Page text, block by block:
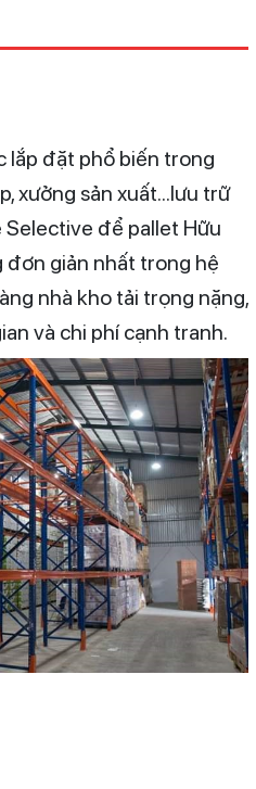
lắp đặt phổ biến trong
xưởng sản xuất…lưu trữ
Selective để pallet Hữu
đơn giản nhất trong hệ
nhà kho tải trọng nặng,
và chi phí cạnh tranh.